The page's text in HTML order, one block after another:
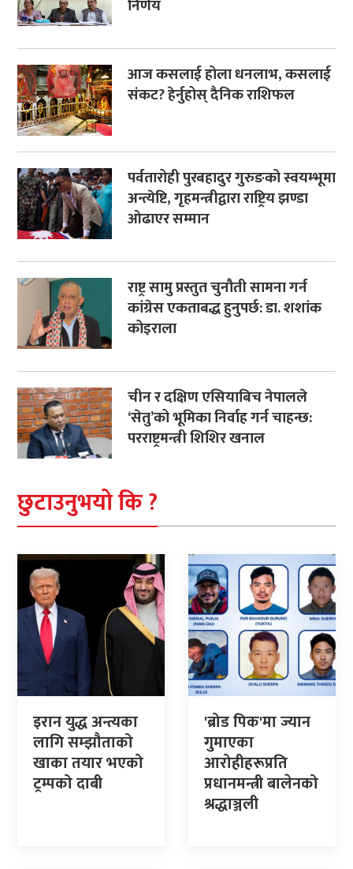
निर्णय
आज कसलाई होला धनलाभ, कसलाई
संकट? हेर्नुहोस् दैनिक राशिफल
पर्वतारोही पुरबहादुर गुरुङको स्वयम्भूमा
अन्त्येष्टि, गृहमन्त्रीद्वारा राष्ट्रिय झण्डा
ओढाएर सम्मान
राष्ट्र सामु प्रस्तुत चुनौती सामना गर्न
कांग्रेस एकताबद्ध हुनुपर्छ: डा. शशांक
कोइराला
चीन र दक्षिण एसियाबिच नेपालले
‘सेतु’को भूमिका निर्वाह गर्न चाहन्छ:
परराष्ट्रमन्त्री शिशिर खनाल
छुटाउनुभयो कि ?
इरान युद्ध अन्त्यका
लागि सम्झौताको
खाका तयार भएको
ट्रम्पको दाबी
'ब्रोड पिक'मा ज्यान
गुमाएका
आरोहीहरूप्रति
प्रधानमन्त्री बालेनको
श्रद्धाञ्जली